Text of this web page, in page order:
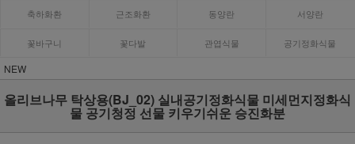
축하화환 근조화환 동양란 서양란
꽃바구니 꽃다발 관엽식물 공기정화식물
NEW
올리브나무 탁상용(BJ_02) 실내공기정화식물 미세먼지정화식
물 공기청정 선물 키우기쉬운 승진화분